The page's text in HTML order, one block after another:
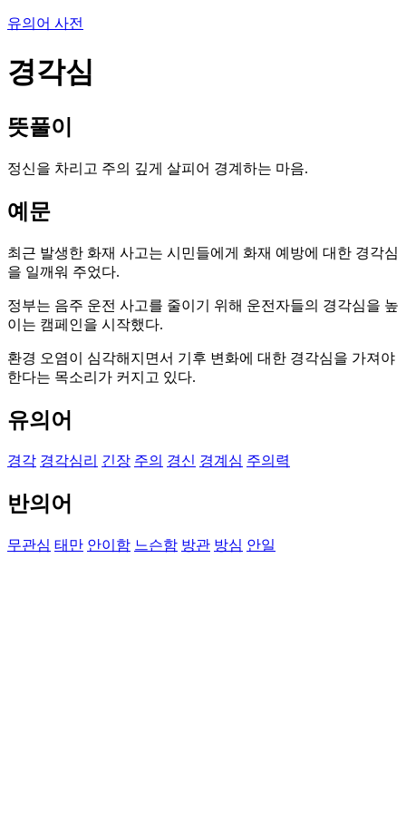
유의어 사전
경각심
뜻풀이
정신을 차리고 주의 깊게 살피어 경계하는 마음.
예문
최근 발생한 화재 사고는 시민들에게 화재 예방에 대한 경각심
을 일깨워 주었다.
정부는 음주 운전 사고를 줄이기 위해 운전자들의 경각심을 높
이는 캠페인을 시작했다.
환경 오염이 심각해지면서 기후 변화에 대한 경각심을 가져야
한다는 목소리가 커지고 있다.
유의어
경각 경각심리 긴장 주의 경신 경계심 주의력
반의어
무관심 태만 안이함 느슨함 방관 방심 안일